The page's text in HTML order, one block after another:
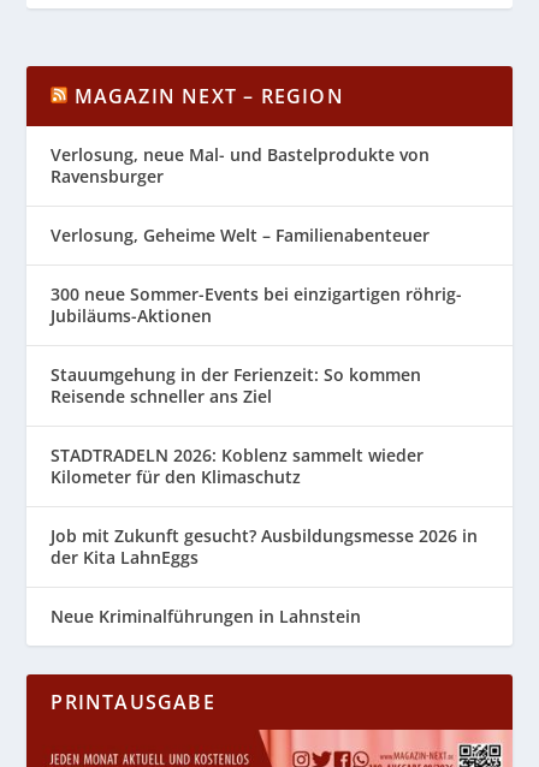
MAGAZIN NEXT – REGION
Verlosung, neue Mal- und Bastelprodukte von
Ravensburger
Verlosung, Geheime Welt – Familienabenteuer
300 neue Sommer-Events bei einzigartigen röhrig-
Jubiläums-Aktionen
Stauumgehung in der Ferienzeit: So kommen
Reisende schneller ans Ziel
STADTRADELN 2026: Koblenz sammelt wieder
Kilometer für den Klimaschutz
Job mit Zukunft gesucht? Ausbildungsmesse 2026 in
der Kita LahnEggs
Neue Kriminalführungen in Lahnstein
PRINTAUSGABE